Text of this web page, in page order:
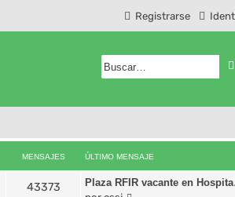
Registrarse
MENSAJES ÚLTIMO MENSAJE
43373
Plaza RFIR vacante en